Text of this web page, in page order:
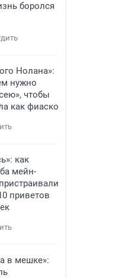
боролся
Нолана»:
нужно
чтобы
как фиаско
как
мейн-
приветов
в мешке»: